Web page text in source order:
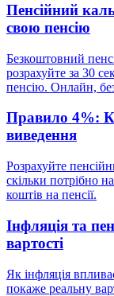
Пенсійний
свою пенсію
Безкоштовний
розрахуйте за 30
пенсію. Онлайн,
Правило 4%:
виведення
Розрахуйте
скільки потрібно
коштів на пенсії.
Інфляція та
вартості
Як інфляція
покаже реальну